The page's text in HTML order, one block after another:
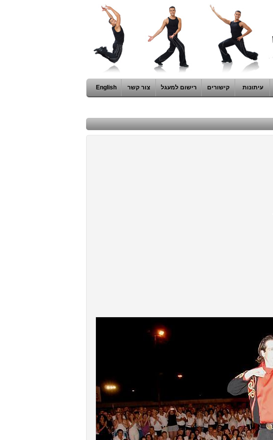
עיתונות קישורים רישום למעגל צור קשר English